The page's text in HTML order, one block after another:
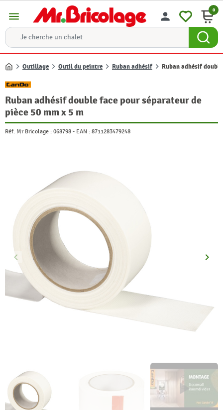
menu person 0
Accueil
Outillage Outil du peintre Ruban adhésif Ruban adhésif
Ruban adhésif double face pour séparateur de
pièce 50 mm x 5 m
Réf. Mr Bricolage : 068798 - EAN : 8711283479248
Précédent
keyboard_arrow_left keyboard_arrow_right